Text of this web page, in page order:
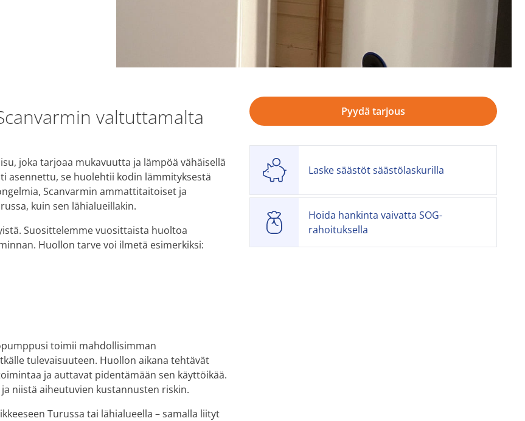
Pyydä tarjous
Laske säästöt säästölaskurilla
Hoida hankinta vaivatta SOG-
rahoituksella
valtuttamalta
joka tarjoaa mukavuutta ja lämpöä vähäisellä
asennettu, se huolehtii kodin lämmityksestä
Scanvarmin ammattitaitoiset ja
kuin sen lähialueillakin.
Suosittelemme vuosittaista huoltoa
Huollon tarve voi ilmetä esimerkiksi:
toimii mahdollisimman
tulevaisuuteen. Huollon aikana tehtävät
ja auttavat pidentämään sen käyttöikää.
niistä aiheutuvien kustannusten riskin.
Turussa tai lähialueella – samalla liityt